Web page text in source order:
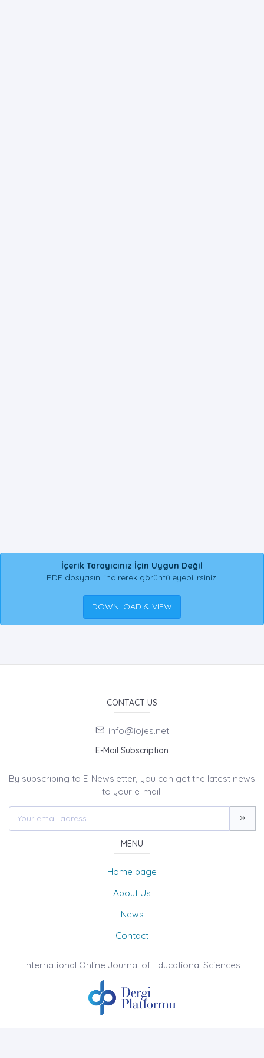
İçerik Tarayıcınız İçin Uygun Değil
PDF dosyasını indirerek görüntüleyebilirsiniz.
DOWNLOAD & VIEW
CONTACT US
info@iojes.net
E-Mail Subscription
By subscribing to E-Newsletter, you can get the latest news
to your e-mail.
MENU
Home page
About Us
News
Contact
International Online Journal of Educational Sciences